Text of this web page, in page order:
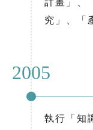
究」、「
2005
執行「知